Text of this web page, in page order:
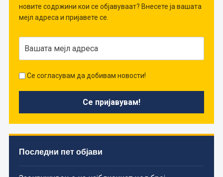
новите содржини кои се објавуваат? Внесете ја вашата
мејл адреса и пријавете се.
Се согласувам да добивам новости!
Последни пет објави